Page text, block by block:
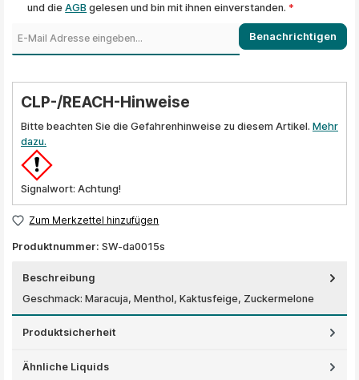
und dieAGB gelesen und bin mit ihnen einverstanden.*
Benachrichtigen
CLP-/REACH-Hinweise
Bitte beachten Sie die Gefahrenhinweise zu diesem Artikel. Mehr
dazu.
Signalwort: Achtung!
Zum Merkzettel hinzufügen
Produktnummer: SW-da0015s
Beschreibung
Geschmack: Maracuja, Menthol, Kaktusfeige, Zuckermelone
Produktsicherheit
Ähnliche Liquids